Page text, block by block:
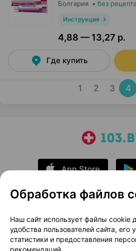
Болгария • без
Инструкция
4,88 — 13,27 р.
Где купить
1 2 3 4
О проекте
Новости
Размещение рекламы
Публичный договор
Обработка файлов
Наш сайт использует файлы cookie
удобства пользователей сайта, его
статистики и предоставления
рекомендаций.